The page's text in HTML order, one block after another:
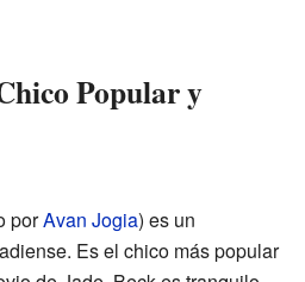
Popular y
porAvan Jogia) es un
Es el chico más popular